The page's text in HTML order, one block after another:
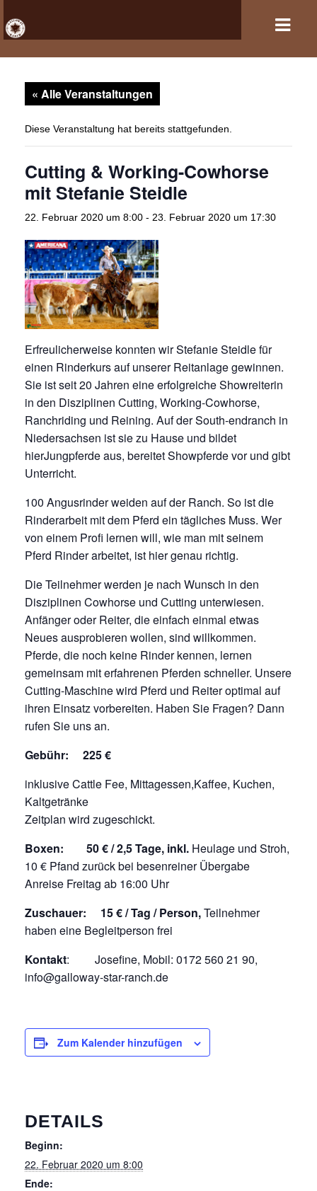
HOME
VERANSTALTUNGEN
REITANLAGE
GASTBOXEN UND PENSION
DER VEREIN
KONTAKT
IMPRESSUM
DATENSCHUTZ
« Alle Veranstaltungen
Diese Veranstaltung hat bereits stattgefunden.
Cutting & Working-Cowhorse
mit Stefanie Steidle
22. Februar 2020 um 8:00 - 23. Februar 2020 um 17:30
Erfreulicherweise konnten wir Stefanie Steidle für
einen Rinderkurs auf unserer Reitanlage gewinnen.
Sie ist seit 20 Jahren eine erfolgreiche Showreiterin
in den Disziplinen Cutting, Working-Cowhorse,
Ranchriding und Reining. Auf der South-endranch in
Niedersachsen ist sie zu Hause und bildet
hierJungpferde aus, bereitet Showpferde vor und gibt
Unterricht.
100 Angusrinder weiden auf der Ranch. So ist die
Rinderarbeit mit dem Pferd ein tägliches Muss. Wer
von einem Profi lernen will, wie man mit seinem
Pferd Rinder arbeitet, ist hier genau richtig.
Die Teilnehmer werden je nach Wunsch in den
Disziplinen Cowhorse und Cutting unterwiesen.
Anfänger oder Reiter, die einfach einmal etwas
Neues ausprobieren wollen, sind willkommen.
Pferde, die noch keine Rinder kennen, lernen
gemeinsam mit erfahrenen Pferden schneller. Unsere
Cutting-Maschine wird Pferd und Reiter optimal auf
ihren Einsatz vorbereiten. Haben Sie Fragen? Dann
rufen Sie uns an.
Gebühr: 225 €
inklusive Cattle Fee, Mittagessen,Kaffee, Kuchen,
Kaltgetränke
Zeitplan wird zugeschickt.
Boxen: 50 € / 2,5 Tage, inkl. Heulage und Stroh,
10 € Pfand zurück bei besenreiner Übergabe
Anreise Freitag ab 16:00 Uhr
Zuschauer: 15 € / Tag / Person,Teilnehmer
haben eine Begleitperson frei
Kontakt: Josefine, Mobil: 0172 560 21 90,
info@galloway-star-ranch.de
Zum Kalender hinzufügen
DETAILS
Beginn:
22. Februar 2020 um 8:00
Ende: